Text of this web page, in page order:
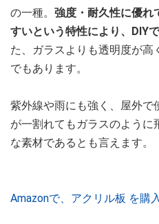
の一種。 強度・耐久性に優れ
すいという特性により、DIY
た、ガラスよりも透明度が
でもあります。
紫外線や雨にも強く、屋外で
が一割れてもガラスのように
な素材であるとも言えます。
Amazonで、アクリル板 を購